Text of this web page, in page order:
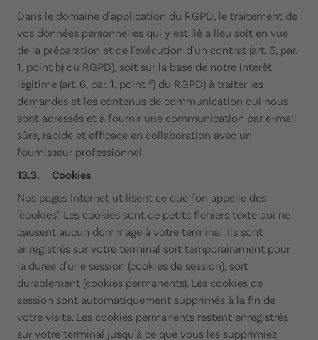
Dans le domaine d'application du RGPD, le traitement de
vos données personnelles qui y est lié a lieu soit en vue
de la préparation et de l'exécution d'un contrat (art. 6, par.
1, point b) du RGPD), soit sur la base de notre intérêt
légitime (art. 6, par. 1, point f) du RGPD) à traiter les
demandes et les contenus de communication qui nous
sont adressés et à fournir une communication par e-mail
sûre, rapide et efficace en collaboration avec un
fournisseur professionnel.
13.3. Cookies
Nos pages Internet utilisent ce que l'on appelle des
"cookies". Les cookies sont de petits fichiers texte qui ne
causent aucun dommage à votre terminal. Ils sont
enregistrés sur votre terminal soit temporairement pour
la durée d'une session (cookies de session), soit
durablement (cookies permanents). Les cookies de
session sont automatiquement supprimés à la fin de
votre visite. Les cookies permanents restent enregistrés
sur votre terminal jusqu'à ce que vous les supprimiez